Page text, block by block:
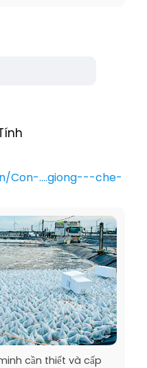
Con-....giong---che-
cần thiết và cấp